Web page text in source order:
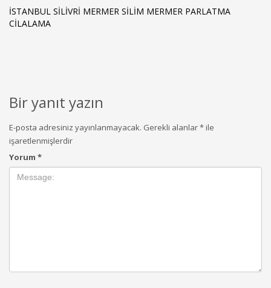
ISTANBUL SILIVRI MERMER SILIM MERMER PARLATMA
CILALAMA
Bir yanıt yazın
E-posta adresiniz yayınlanmayacak. Gerekli alanlar*ile
işaretlenmişlerdir
Yorum *